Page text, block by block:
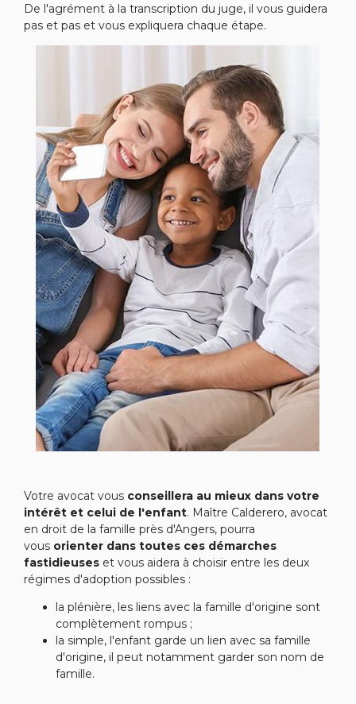
De l'agrément à la transcription du juge, il vous guidera
pas et pas et vous expliquera chaque étape.
Votre avocat vous conseillera au mieux dans votre
intérêt et celui de l'enfant. Maître Calderero, avocat
en droit de la famille près d'Angers, pourra
vous orienter dans toutes ces démarches
fastidieuses et vous aidera à choisir entre les deux
régimes d'adoption possibles :
la plénière, les liens avec la famille d'origine sont
complètement rompus ;
la simple, l'enfant garde un lien avec sa famille
d'origine, il peut notamment garder son nom de
famille.